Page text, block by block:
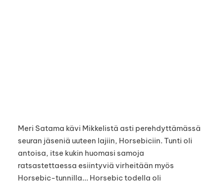
Meri Satama kävi Mikkelistä asti perehdyttämässä
seuran jäseniä uuteen lajiin, Horsebiciin. Tunti oli
antoisa, itse kukin huomasi samoja
ratsastettaessa esiintyviä virheitään myös
Horsebic-tunnilla... Horsebic todella oli